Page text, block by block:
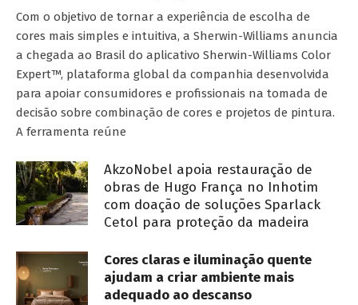
Com o objetivo de tornar a experiência de escolha de
cores mais simples e intuitiva, a Sherwin-Williams anuncia
a chegada ao Brasil do aplicativo Sherwin-Williams Color
Expert™, plataforma global da companhia desenvolvida
para apoiar consumidores e profissionais na tomada de
decisão sobre combinação de cores e projetos de pintura.
A ferramenta reúne
AkzoNobel apoia restauração de
obras de Hugo França no Inhotim
com doação de soluções Sparlack
Cetol para proteção da madeira
Cores claras e iluminação quente
ajudam a criar ambiente mais
adequado ao descanso